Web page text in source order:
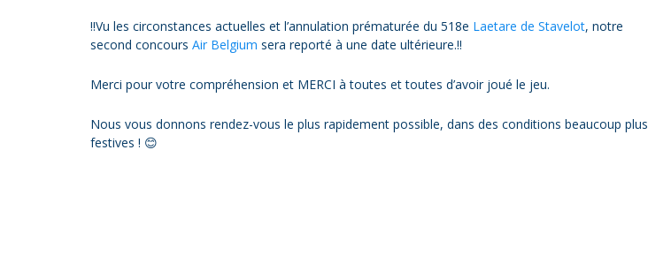
‼️Vu les circonstances actuelles et l’annulation prématurée du 518e Laetare de Stavelot, notre
second concours Air Belgium sera reporté à une date ultérieure.‼️
Merci pour votre compréhension et MERCI à toutes et toutes d’avoir joué le jeu.
Nous vous donnons rendez-vous le plus rapidement possible, dans des conditions beaucoup plus
festives ! 😊